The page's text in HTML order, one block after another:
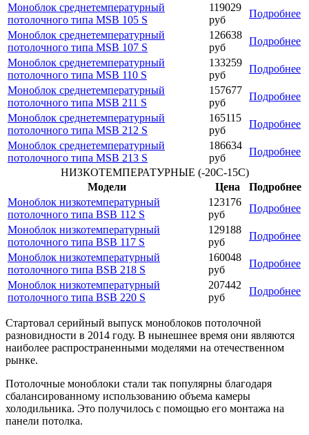
Моноблок среднетемпературный
потолочного типа MSB 105 S
119029
руб
Подробнее
Моноблок среднетемпературный
потолочного типа MSB 107 S
126638
руб
Подробнее
Моноблок среднетемпературный
потолочного типа MSB 110 S
133259
руб
Подробнее
Моноблок среднетемпературный
потолочного типа MSB 211 S
157677
руб
Подробнее
Моноблок среднетемпературный
потолочного типа MSB 212 S
165115
руб
Подробнее
Моноблок среднетемпературный
потолочного типа MSB 213 S
186634
руб
Подробнее
НИЗКОТЕМПЕРАТУРНЫЕ (-20С-15С)
Модели
Цена
Подробнее
Моноблок низкотемпературный
потолочного типа BSB 112 S
123176
руб
Подробнее
Моноблок низкотемпературный
потолочного типа BSB 117 S
129188
руб
Подробнее
Моноблок низкотемпературный
потолочного типа BSB 218 S
160048
руб
Подробнее
Моноблок низкотемпературный
потолочного типа BSB 220 S
207442
руб
Подробнее
Стартовал серийный выпуск моноблоков потолочной
разновидности в 2014 году. В нынешнее время они являются
наиболее распространенными моделями на отечественном
рынке.
Потолочные моноблоки стали так популярны благодаря
сбалансированному использованию объема камеры
холодильника. Это получилось с помощью его монтажа на
панели потолка.